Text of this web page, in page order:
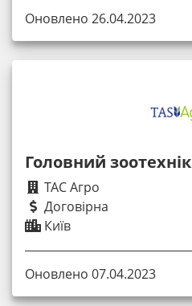
Оновлено 26.04.2023
Головний зоотехнік
ТАС Агро
Договірна
Київ
Оновлено 07.04.2023